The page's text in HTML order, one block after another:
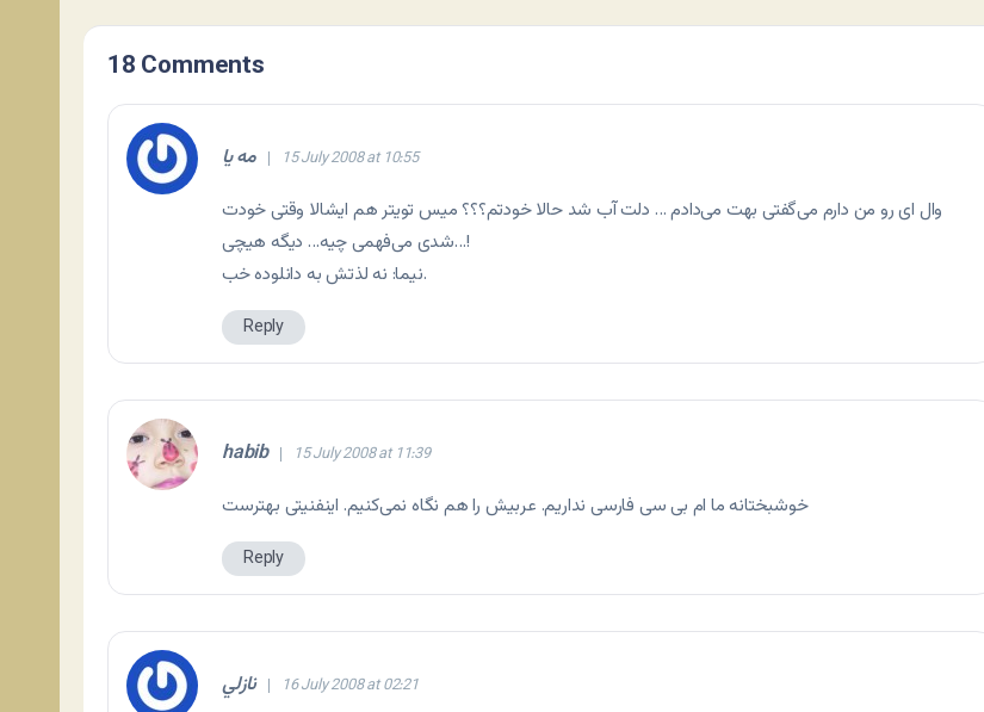
18 Comments
مه یا 15 July 2008 at 10:55
وال ای رو من دارم می‌گفتی بهت می‌دادم … دلت آب شد حالا خودتم؟؟؟ میس تویتر هم ایشالا وقتی خودت
شدی می‌فهمی چیه… دیگه هیچی…!
نیما: نه لذتش به دانلوده خب.
Reply
habib 15 July 2008 at 11:39
خوشبختانه ما ام بی سی فارسی نداریم. عربیش را هم نگاه نمی‌کنیم. اینفنیتی بهترست
Reply
نازلي 16 July 2008 at 02:21